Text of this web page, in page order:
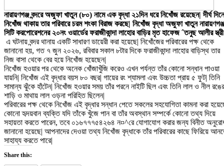
নারায়ণগঞ্জ বন্দরে অজুফা খাতুন (৮০) নামে এক বৃদ্ধা ২১দিন ধরে নিখোঁজ রয়েছেন| দীর্ঘ দিনে
নিখোঁজ থাকায় তার পরিবারে চরম শংকা বিরাজ করছে| নিখোঁজ বৃদ্ধা অজুফা খাতুন নারায়ণগঞ্জ
সিটি করপোরেশনের ২০নং ওয়ার্ডের ফরাজীকান্দা লাহোর বাড়ির মৃত হাফেজ ˆতনুছ আলীর
এ ঘটনায় বন্দর থানায় একটি সাধারণ ডায়েরী করা হয়েছে| নিখোঁজের পরিবারের পক্ষ থেকে
জানানো হয়, গত ৭ জুন ২০২৬, রবিবার সকাল ৮টার দিকে ফরাজীকান্দা লাহোর বাড়িস্থ তার
নিজ বাসা থেকে বের হয়ে নিখোঁজ হয়েছেন|
নিখোঁজ হওয়ার পর থেকে অনেক খোঁজাখুঁজি করেও এখন পর্যন্ত তাঁর কোনো সন্ধান পাওয়া
যায়নি| নিখোঁজ এই বৃদ্ধার বয়স ৮০ বছর| গায়ের রং শ্যামলা এবং উচ্চতা প্রায় ৫ ফুট| তিনি
সামান্য ঝুঁকে হাঁটেন| নিখোঁজ হওয়ার সময় তাঁর পরনে নাইটি ছিল এবং তিনি লাল ও নীল রঙের
শাড়ি ও মাথায় লাল ওড়না পরিহিত ছিলেন|
পরিবারের পক্ষ থেকে নিখোঁজ এই বৃদ্ধার সন্ধান পেতে সকলের সহযোগিতা কামনা করা
কোনো হৃদয়বান ব্যক্তি যদি তাঁকে খুঁজে পান বা তাঁর অবস্থান সম্পর্কে কোনো তথ্য দিয়ে
সহায়তা করতে পারেন, তবে ০১৬৭৭৭৫৪২৬৪ ন¤^রে যোগাযোগ করার জন্য বিনীত
জানানো হয়েছে| আপনাদের দেওয়া তথ্য নিখোঁজ বৃদ্ধাকে তাঁর পরিবারের কাছে ফিরিয়ে
সাহায্য করতে পারে|
Share this: